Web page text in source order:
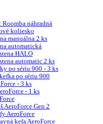
náhradná
koliesko
manuálna 2 ks
automatická
HALO
automatic 2 ks
po sériu 900 - 3 ks
po sériu 900
- 3 ks
- 1 ks
AeroForce Gen 2
AeroForce
kefa AeroForce